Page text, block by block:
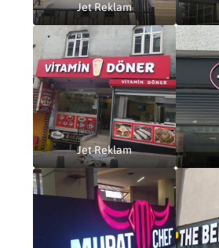
Jet Reklam
Jet Reklam